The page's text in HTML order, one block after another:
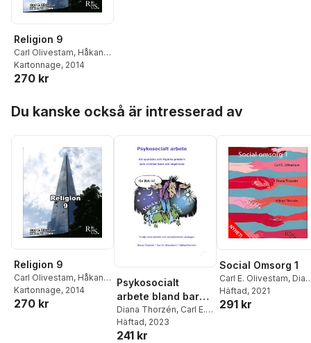
Religion 9
Carl Olivestam, Håkan
Thorsén
Kartonnage, 2014
270 kr
Du kanske också är intresserad av
Religion 9
Carl Olivestam, Håkan
Thorsén
Kartonnage, 2014
270 kr
Psykosocialt
arbete bland barn
och ungdomar
Diana Thorzén, Carl E.
Olivestam,Håkan
Thorsén
Häftad, 2023
241 kr
Social Omsorg 1
Carl E. Olivestam,
Thorzén,Håkan
Thorsén
Häftad, 2021
291 kr